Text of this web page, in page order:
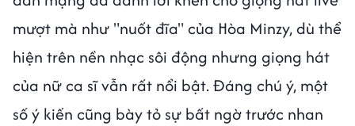
mượt mà như "nuốt đĩa" của Hòa Minzy, dù thể
hiện trên nền nhạc sôi động nhưng giọng hát
của nữ ca sĩ vẫn rất nổi bật. Đáng chú ý, một
số ý kiến cũng bày tỏ sự bất ngờ trước nhan